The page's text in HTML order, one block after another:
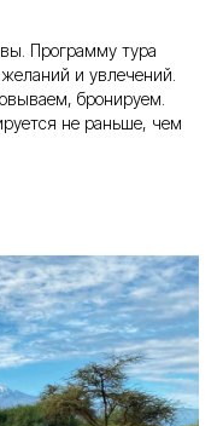
Программу тура
и увлечений.
бронируем.
не раньше, чем